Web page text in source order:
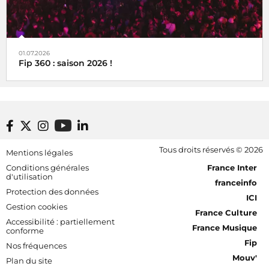
01.07.2026
Fip 360 : saison 2026 !
Footer bottom
Mentions légales
Conditions générales
d'utilisation
Protection des données
Gestion cookies
Accessibilité : partiellement
conforme
Nos fréquences
Plan du site
Tous droits réservés © 2026
[RDF] Pied de page - Mobile
France Inter
franceinfo
ICI
France Culture
France Musique
Fip
Mouv'